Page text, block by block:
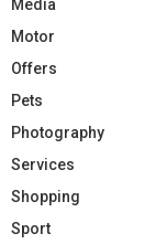
Media
Motor
Offers
Pets
Photography
Services
Shopping
Sport